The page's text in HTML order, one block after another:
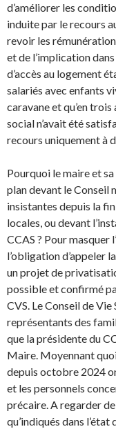
d’améliorer les
induite par le recours
revoir les
et de l’implication
d’accès au logement
salariés avec enfants
caravane et qu’en
social n’avait été
recours uniquement à
Pourquoi le maire et
plan devant le Conseil
insistantes depuis la
locales, ou devant
CCAS ? Pour masquer
l’obligation d’appeler
un projet de
possible et confirmé
CVS. Le Conseil de
représentants des
que la présidente du
Maire. Moyennant
depuis octobre 2024
et les personnels
précaire. A regarder
qu’indiqués dans